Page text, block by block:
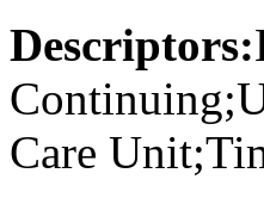
Descriptors:
Care